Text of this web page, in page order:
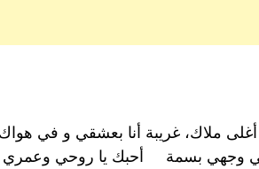
أغلى ملاك، غريبة أنا بعشقي و في
وجهي بسمة أحبك يا روحي وعمري